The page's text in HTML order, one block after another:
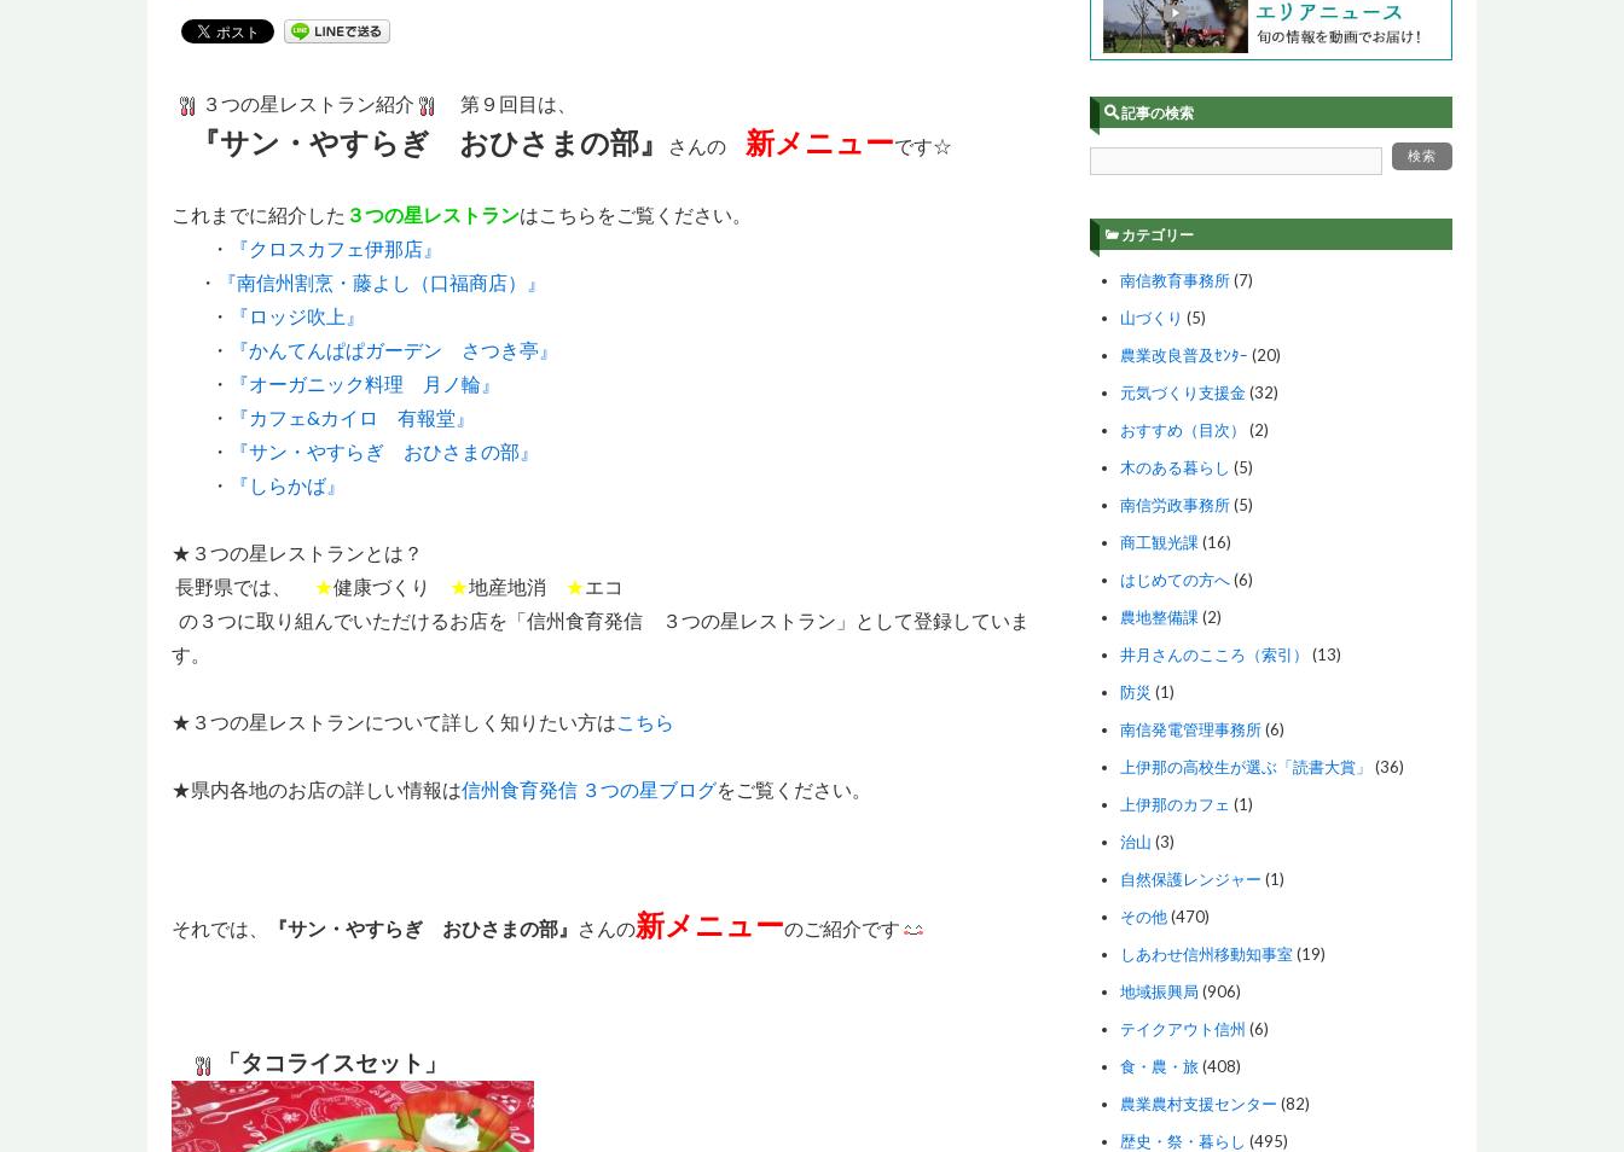
３つの星レストラン紹介 第９回目は、
『サン・やすらぎ おひさまの部』 さんの 新メニューです☆
これまでに紹介した ３つの星レストランはこちらをご覧ください。
・
『クロスカフェ伊那店』
・
『南信州割烹・藤よし（口福商店）』
・
『ロッジ吹上』
・
『かんてんぱぱガーデン さつき亭』
・
『オーガニック料理 月ノ輪』
・
『カフェ&カイロ 有報堂』
・
『サン・やすらぎ おひさまの部』
・
『しらかば』
★３つの星レストランとは？
長野県では、
★健康づくり ★地産地消 ★エコ
の３つに取り組んでいただけるお店を「信州食育発信 ３つの星レストラン」として登録していま
す。
★３つの星レストランについて詳しく知りたい方は こちら
★県内各地のお店の詳しい情報は信州食育発信 ３つの星ブログをご覧ください。
それでは、 『サン・やすらぎ おひさまの部』 さんの新メニューのご紹介です
「タコライスセット」
記事の検索
カテゴリー
南信教育事務所(7)
山づくり (5)
農業改良普及ｾﾝﾀｰ (20)
元気づくり支援金(32)
おすすめ（目次）
(2)
木のある暮らし (5)
南信労政事務所(5)
商工観光課 (16)
はじめての方へ(6)
農地整備課 (2)
井月さんのこころ（索引）
(13)
防災 (1)
南信発電管理事務所(6)
上伊那の高校生が選ぶ「読書大賞」
(36)
上伊那のカフェ (1)
治山 (3)
自然保護レンジャー (1)
その他(470)
しあわせ信州移動知事室(19)
地域振興局 (906)
テイクアウト信州 (6)
食・農・旅(408)
農業農村支援センター (82)
歴史・祭・暮らし (495)